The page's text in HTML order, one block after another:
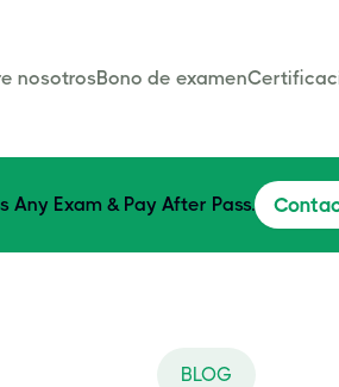
nosotrosBono de examen
Any Exam & Pay After Pass.
BLOG